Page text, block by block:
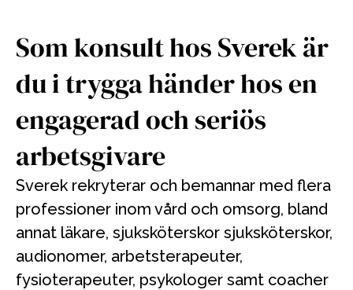
Som konsult hos Sverek är
du i trygga händer hos en
engagerad och seriös
arbetsgivare
Sverek rekryterar och bemannar med flera
professioner inom vård och omsorg, bland
annat läkare, sjuksköterskor sjuksköterskor,
audionomer, arbetsterapeuter,
fysioterapeuter, psykologer samt coacher